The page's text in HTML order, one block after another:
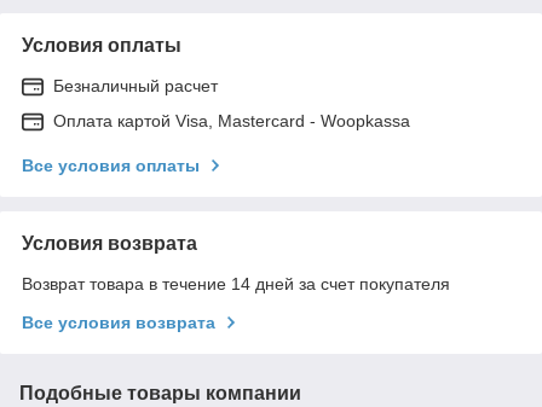
Условия оплаты
Безналичный расчет
Оплата картой Visa, Mastercard - Woopkassa
Все условия оплаты
Условия возврата
Возврат товара в течение 14 дней за счет покупателя
Все условия возврата
Подобные товары компании